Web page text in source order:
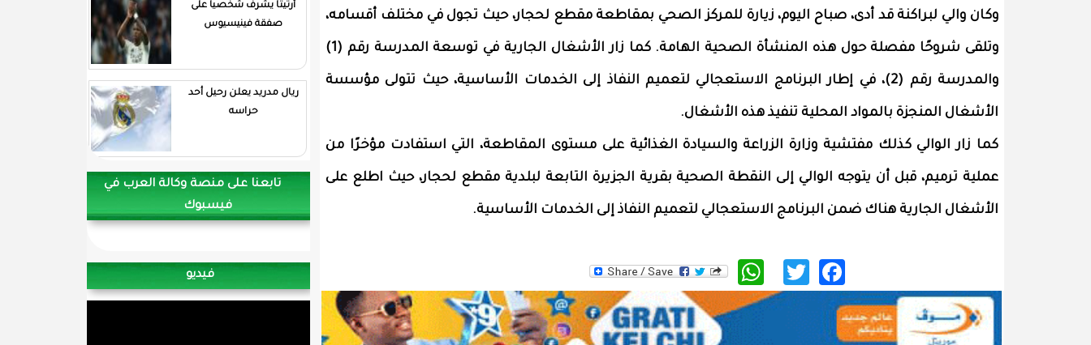
وكان والي لبراكنة قد أدى، صباح اليوم، زيارة للمركز الصحي بمقاطعة مقطع لحجار، حيث تجول في مختلف أقسامه،
وتلقى شروحًا مفصلة حول هذه المنشأة الصحية الهامة. كما زار الأشغال الجارية في توسعة المدرسة رقم (1)
والمدرسة رقم (2)، في إطار البرنامج الاستعجالي لتعميم النفاذ إلى الخدمات الأساسية، حيث تتولى مؤسسة
الأشغال المنجزة بالمواد المحلية تنفيذ هذه الأشغال.
كما زار الوالي كذلك مفتشية وزارة الزراعة والسيادة الغذائية على مستوى المقاطعة، التي استفادت مؤخرًا من
عملية ترميم، قبل أن يتوجه الوالي إلى النقطة الصحية بقرية الجزيرة التابعة لبلدية مقطع لحجار، حيث اطلع على
الأشغال الجارية هناك ضمن البرنامج الاستعجالي لتعميم النفاذ إلى الخدمات الأساسية.
Facebook
Twitter
WhatsApp
أرتيتا يشرف شخصياً على
صفقة فينيسيوس
ريال مدريد يعلن رحيل أحد
حراسه
تابعنا على منصة وكالة العرب في
فيسبوك
فيديو